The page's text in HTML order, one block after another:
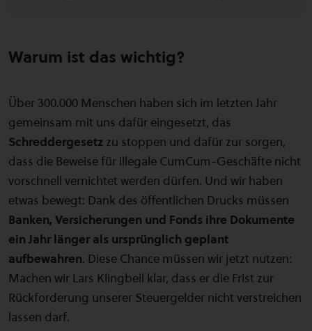
Warum ist das wichtig?
Über 300.000 Menschen haben sich im letzten Jahr
gemeinsam mit uns dafür eingesetzt, das
Schreddergesetz zu stoppen und dafür zur sorgen,
dass die Beweise für illegale CumCum-Geschäfte nicht
vorschnell vernichtet werden dürfen. Und wir haben
etwas bewegt: Dank des öffentlichen Drucks müssen
Banken, Versicherungen und Fonds ihre Dokumente
ein Jahr länger als ursprünglich geplant
aufbewahren. Diese Chance müssen wir jetzt nutzen:
Machen wir Lars Klingbeil klar, dass er die Frist zur
Rückforderung unserer Steuergelder nicht verstreichen
lassen darf.